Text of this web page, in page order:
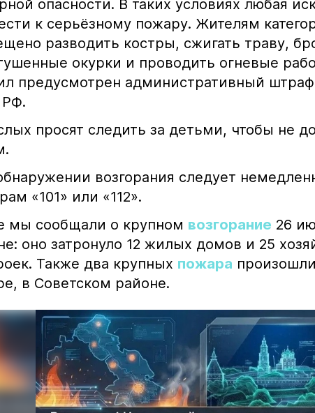
опасности. В таких условиях любая
к серьёзному пожару. Жителям
разводить костры, сжигать траву,
окурки и проводить огневые
предусмотрен административный штраф
РФ.
просят следить за детьми, чтобы не
возгорания следует
«101» или «112».
мы сообщали о крупном возгорание 26
оно затронуло 12 жилых домов и 25
Также два крупных пожара
в Советском районе.